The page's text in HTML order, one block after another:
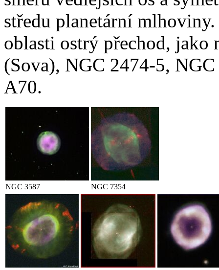
středu planetární
oblasti ostrý přechod,
(Sova), NGC 2474-5,
A70.
NGC 3587 NGC 7354